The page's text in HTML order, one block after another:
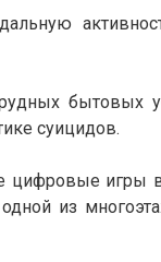
бытовых
суицидов.
цифровые игры
из